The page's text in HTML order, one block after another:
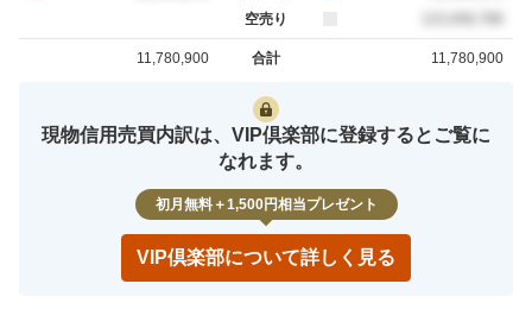
空売り
合計
11,780,900 11,780,900
現物信用売買内訳は、VIP倶楽部に登録するとご覧に
なれます。
初月無料＋1,500円相当プレゼント
VIP倶楽部について詳しく見る